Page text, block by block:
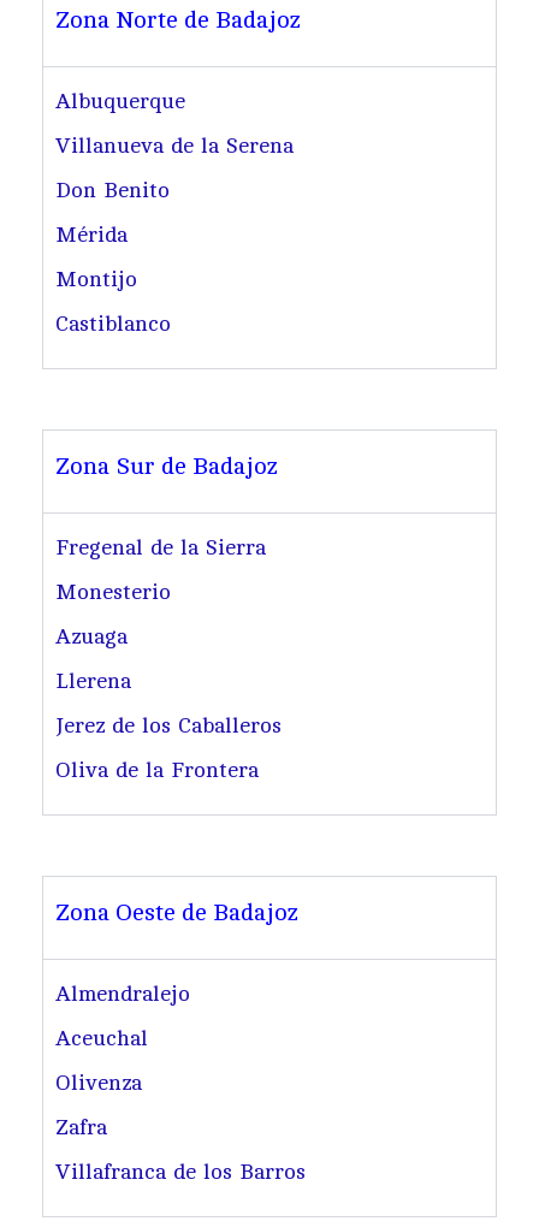
Zona Norte de Badajoz
Albuquerque
Villanueva de la Serena
Don Benito
Mérida
Montijo
Castiblanco
Zona Sur de Badajoz
Fregenal de la Sierra
Monesterio
Azuaga
Llerena
Jerez de los Caballeros
Oliva de la Frontera
Zona Oeste de Badajoz
Almendralejo
Aceuchal
Olivenza
Zafra
Villafranca de los Barros